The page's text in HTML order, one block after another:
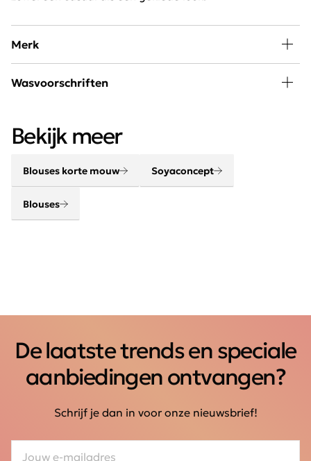
Merk
Soyaconcept heeft een vrouwelijke collectie met
ultra vrouwelijk met een stoere en casual touch.
Wasvoorschriften
Bekijk meer
Blouses korte mouw Soyaconcept
Blouses
De laatste trends en speciale
aanbiedingen ontvangen?
Schrijf je dan in voor onze nieuwsbrief!